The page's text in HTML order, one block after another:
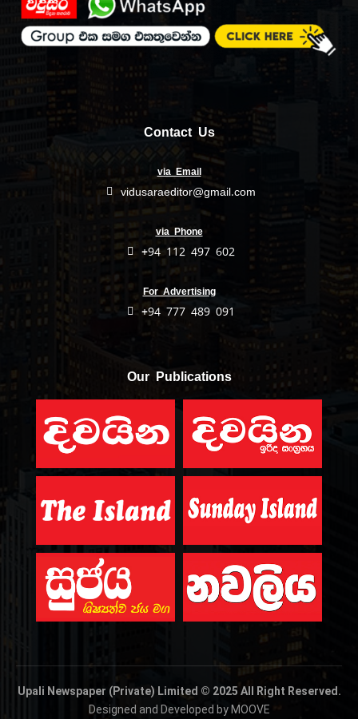
Contact Us
via Email
vidusaraeditor@gmail.com
via Phone
+94 112 497 602
For Advertising
+94 777 489 091
Our Publications
Upali Newspaper (Private) Limited © 2025 All Right Reserved.
Designed and Developed by MOOVE